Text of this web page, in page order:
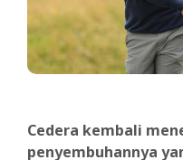
Cedera kembali
penyembuhannya